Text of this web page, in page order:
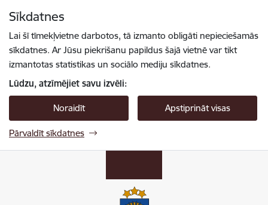
Sīkdatnes
Lai šī tīmekļvietne darbotos, tā izmanto obligāti nepieciešamās
sīkdatnes. Ar Jūsu piekrišanu papildus šajā vietnē var tikt
izmantotas statistikas un sociālo mediju sīkdatnes.
Lūdzu, atzīmējiet savu izvēli:
Noraidīt Apstiprināt visas
Pārvaldīt sīkdatnes